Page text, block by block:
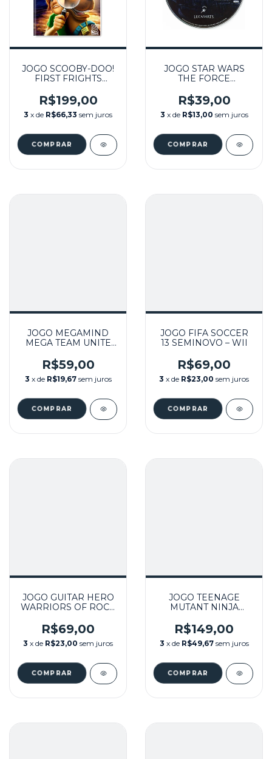
JOGO SCOOBY-DOO!
FIRST FRIGHTS
R$199,00
3 x de R$66,33 sem juros
JOGO STAR WARS
THE FORCE
CAPA) SEMINOVO –
WII
R$39,00
3 x de R$13,00 sem juros
JOGO MEGAMIND
MEGA TEAM UNITE
R$59,00
3 x de R$19,67 sem juros
JOGO FIFA SOCCER
13 SEMINOVO – WII
R$69,00
3 x de R$23,00 sem juros
JOGO GUITAR HERO
WARRIORS OF ROCK
R$69,00
3 x de R$23,00 sem juros
JOGO TEENAGE
MUTANT NINJA
– WII
R$149,00
3 x de R$49,67 sem juros